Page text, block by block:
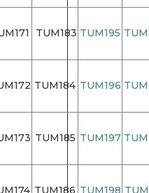
TUM183 TUM195
TUM184 TUM196
TUM185 TUM197
TUM186 TUM198